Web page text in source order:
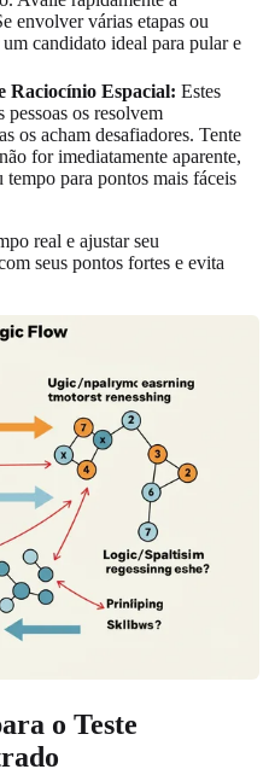
envolver várias etapas ou
candidato ideal para pular e
Raciocínio Espacial: Estes
os resolvem
os acham desafiadores. Tente
for imediatamente aparente,
tempo para pontos mais fáceis
real e ajustar seu
seus pontos fortes e evita
o Teste